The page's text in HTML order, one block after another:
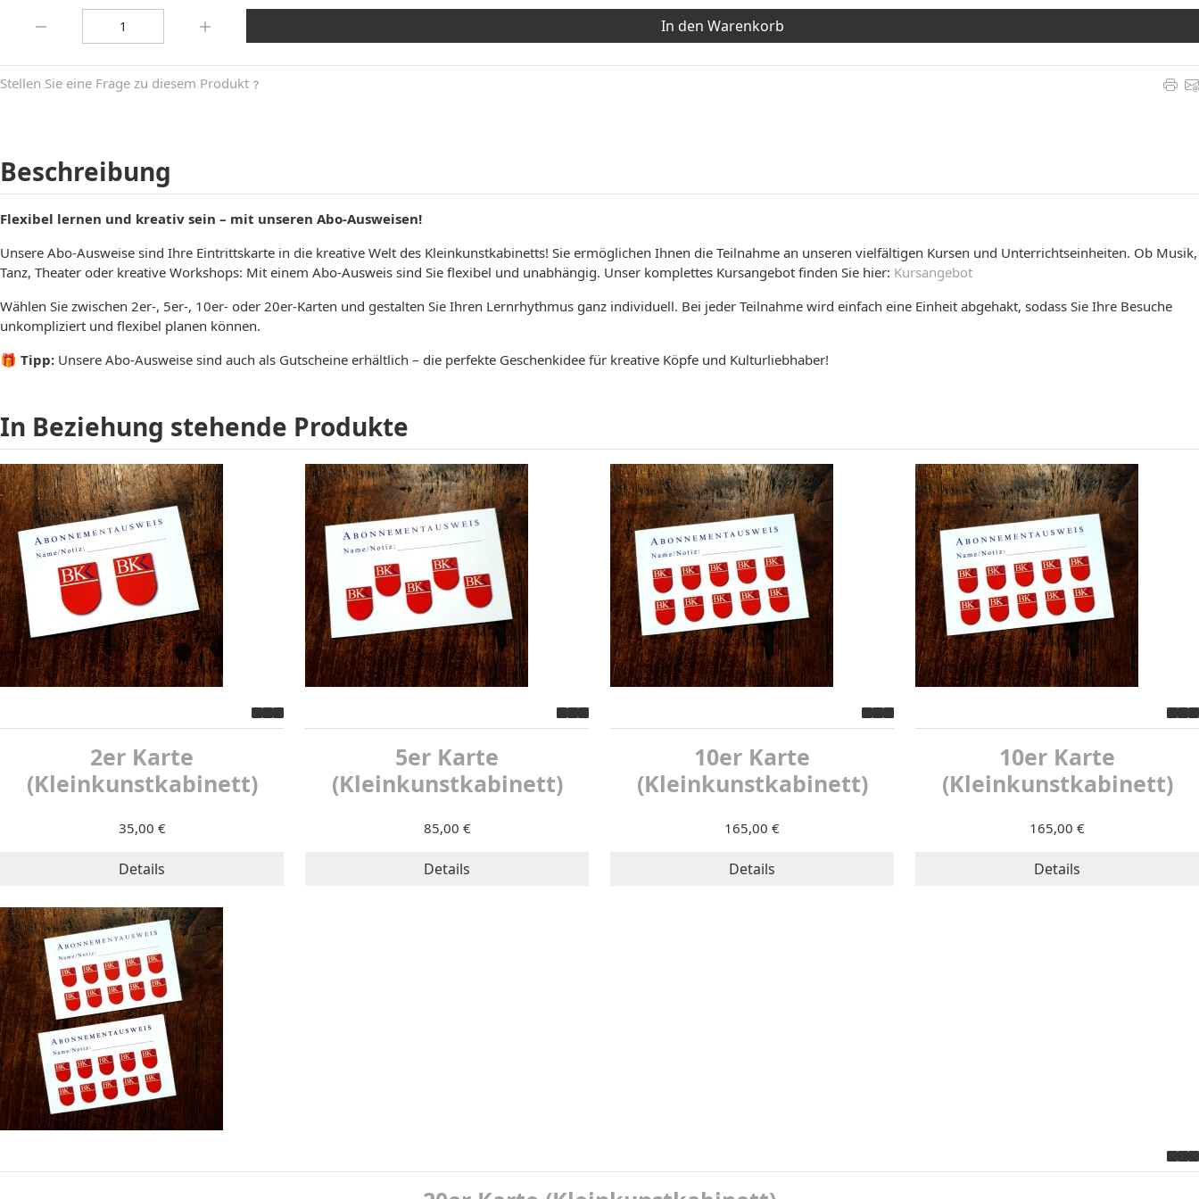
In den Warenkorb
Stellen Sie eine Frage zu diesem Produkt
Beschreibung
Flexibel lernen und kreativ sein – mit unseren Abo-Ausweisen!
Unsere Abo-Ausweise sind Ihre Eintrittskarte in die kreative Welt des Kleinkunstkabinetts! Sie ermöglichen Ihnen die Teilnahme an unseren vielfältigen Kursen und Unterrichtseinheiten. Ob Musik,
Tanz, Theater oder kreative Workshops: Mit einem Abo-Ausweis sind Sie flexibel und unabhängig. Unser komplettes Kursangebot finden Sie hier: Kursangebot
Wählen Sie zwischen 2er-, 5er-, 10er- oder 20er-Karten und gestalten Sie Ihren Lernrhythmus ganz individuell. Bei jeder Teilnahme wird einfach eine Einheit abgehakt, sodass Sie Ihre Besuche
unkompliziert und flexibel planen können.
🎁 Tipp: Unsere Abo-Ausweise sind auch als Gutscheine erhältlich – die perfekte Geschenkidee für kreative Köpfe und Kulturliebhaber!
In Beziehung stehende Produkte
2er Karte
(Kleinkunstkabinett)
35,00 €
Details
5er Karte
(Kleinkunstkabinett)
85,00 €
Details
10er Karte
(Kleinkunstkabinett)
165,00 €
Details
10er Karte
(Kleinkunstkabinett)
165,00 €
Details